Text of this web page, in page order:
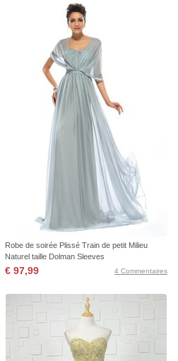
Robe de soirée Plissé Train de petit Milieu
Naturel taille Dolman Sleeves
€ 97,99 4 Commentaires